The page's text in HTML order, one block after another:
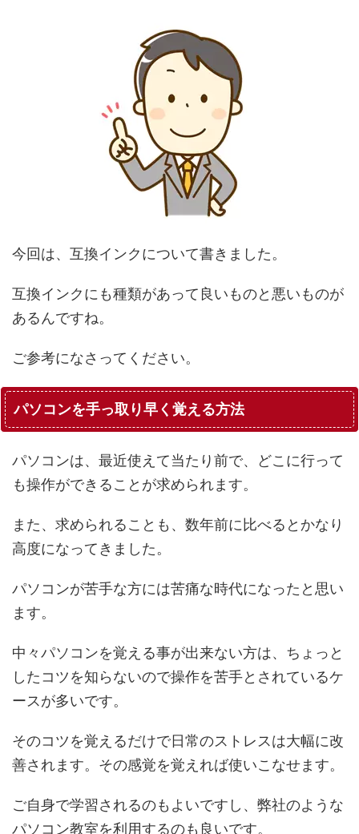
今回は、互換インクについて書きました。
互換インクにも種類があって良いものと悪いものが
あるんですね。
ご参考になさってください。
パソコンを手っ取り早く覚える方法
パソコンは、最近使えて当たり前で、どこに行って
も操作ができることが求められます。
また、求められることも、数年前に比べるとかなり
高度になってきました。
パソコンが苦手な方には苦痛な時代になったと思い
ます。
中々パソコンを覚える事が出来ない方は、ちょっと
したコツを知らないので操作を苦手とされているケ
ースが多いです。
そのコツを覚えるだけで日常のストレスは大幅に改
善されます。その感覚を覚えれば使いこなせます。
ご自身で学習されるのもよいですし、弊社のような
パソコン教室を利用するのも良いです。